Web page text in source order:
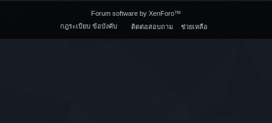
Forum software by XenForo™
กฎระเบียบ ข้อบังคับ
ติดต่อสอบถาม ช่วยเหลือ